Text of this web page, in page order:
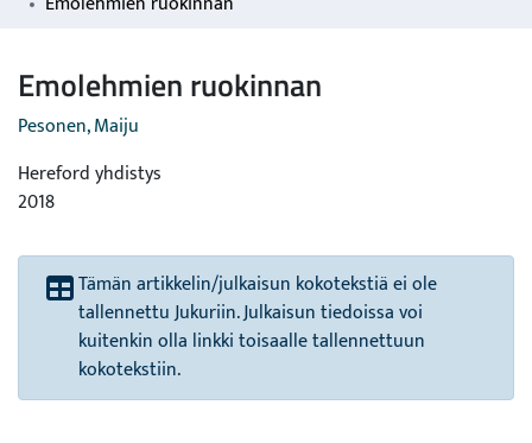
Emolehmien ruokinnan
Pesonen, Maiju
Hereford yhdistys
2018
Tämän artikkelin/julkaisun kokotekstiä ei ole
tallennettu Jukuriin. Julkaisun tiedoissa voi
kuitenkin olla linkki toisaalle tallennettuun
kokotekstiin.